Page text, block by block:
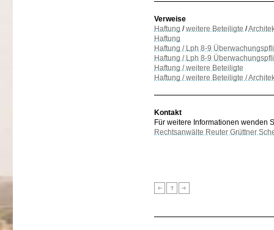
Verweise
Haftung /weitere Beteiligte /
Haftung
Haftung / Lph 8-9
Haftung / Lph 8-9
Haftung / weitere Beteiligte
Haftung / weitere Beteiligte /
Kontakt
Für weitere Informationen wenden
Rechtsanwälte Reuter Grüttner